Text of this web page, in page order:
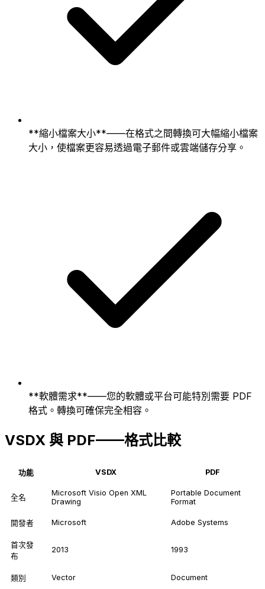
**縮小檔案大小**——在格式之間轉換可大幅縮小檔案
大小，使檔案更容易透過電子郵件或雲端儲存分享。
**軟體需求**——您的軟體或平台可能特別需要 PDF
格式。轉換可確保完全相容。
VSDX 與 PDF——格式比較
功能 VSDX PDF
全名
Microsoft Visio Open XML
Drawing
Portable Document
Format
開發者 Microsoft Adobe Systems
首次發
布
2013 1993
類別 Vector Document